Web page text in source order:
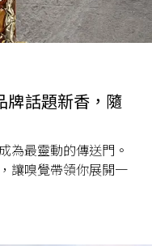
牌話題新香，隨
為最靈動的傳送門。
讓嗅覺帶領你展開一